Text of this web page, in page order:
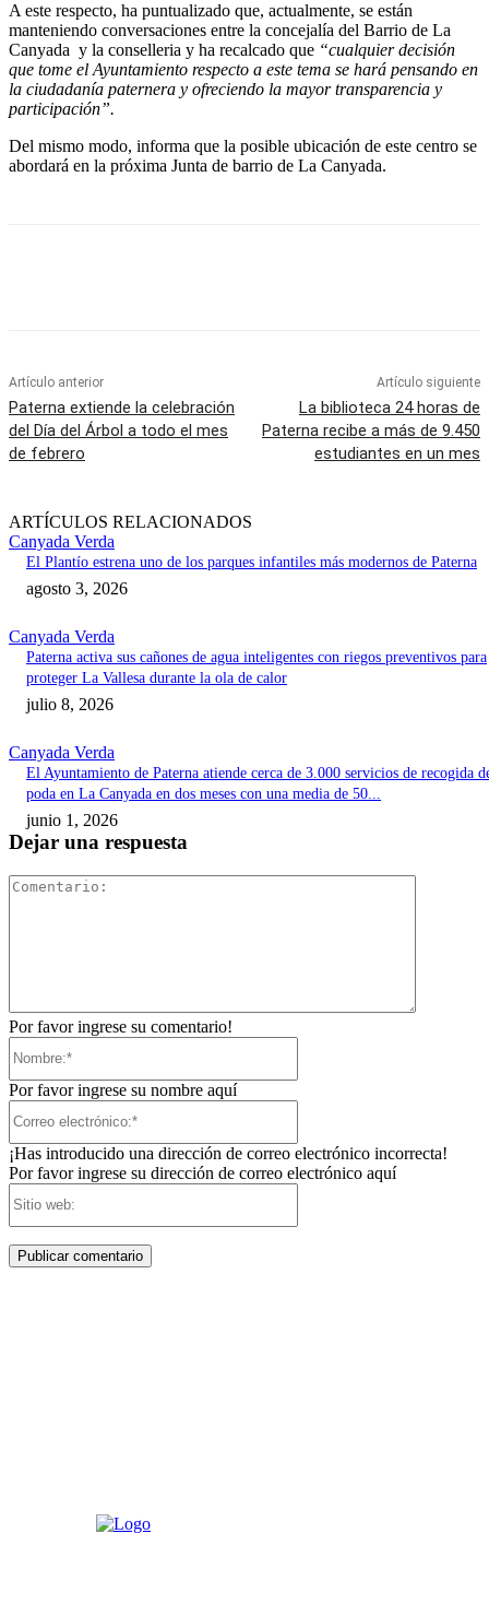
A este respecto, ha puntualizado que, actualmente, se están
manteniendo conversaciones entre la concejalía del Barrio de La
Canyada y la conselleria y ha recalcado que “cualquier decisión
que tome el Ayuntamiento respecto a este tema se hará pensando en
la ciudadanía paternera y ofreciendo la mayor transparencia y
participación”.
Del mismo modo, informa que la posible ubicación de este centro se
abordará en la próxima Junta de barrio de La Canyada.
Artículo anterior
Paterna extiende la celebración
del Día del Árbol a todo el mes
de febrero
Artículo siguiente
La biblioteca 24 horas de
Paterna recibe a más de 9.450
estudiantes en un mes
ARTÍCULOS RELACIONADOS
Canyada Verda
El Plantío estrena uno de los parques infantiles más modernos de Paterna
agosto 3, 2026
Canyada Verda
Paterna activa sus cañones de agua inteligentes con riegos preventivos para
proteger La Vallesa durante la ola de calor
julio 8, 2026
Canyada Verda
El Ayuntamiento de Paterna atiende cerca de 3.000 servicios de recogida
poda en La Canyada en dos meses con una media de 50...
junio 1, 2026
Dejar una respuesta
Por favor ingrese su comentario!
Por favor ingrese su nombre aquí
¡Has introducido una dirección de correo electrónico incorrecta!
Por favor ingrese su dirección de correo electrónico aquí